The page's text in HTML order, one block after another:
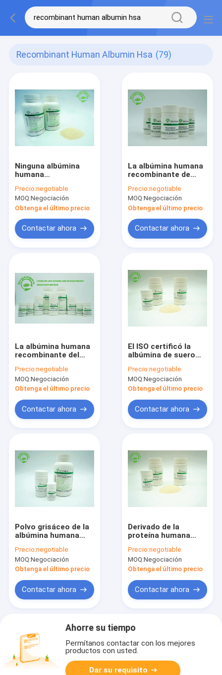
Recombinant Human Albumin Hsa (79)
Ninguna albúmina
humana
fuente humana
TIENE proteína
recombinante
HYC002M01
Precio:negotiable
MOQ:Negociación
Obtenga el último precio
Contactar ahora
La albúmina humana
recombinante de
TIENE con menos
que la endotoxina
0.125EU/Mg
Precio:negotiable
MOQ:Negociación
Obtenga el último precio
Contactar ahora
La albúmina humana
recombinante del
arroz TIENE peso
molecular 66.5KD
para el equipo de
Precio:negotiable
MOQ:Negociación
Obtenga el último precio
Contactar ahora
El ISO certificó la
albúmina de suero
derivado del arroz
tiene pureza elevada
Precio:negotiable
MOQ:Negociación
Obtenga el último precio
Contactar ahora
Polvo grisáceo de la
albúmina humana
certificado del ISO
obediente con el
GMP
Precio:negotiable
MOQ:Negociación
Obtenga el último precio
Contactar ahora
Derivado de la
proteína humana
albúmina del grano
del arroz TIENE altas
seguridad y
Precio:negotiable
MOQ:Negociación
Obtenga el último precio
Contactar ahora
Ahorre su tiempo
Permítanos contactar con los mejores
productos con usted.
Dar su requisito